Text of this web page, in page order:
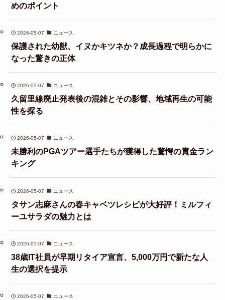
めのポイント
2026-05-07 ニュース
保護された幼獣、イヌかキツネか？成長過程で明らかに
なった驚きの正体
2026-05-07 ニュース
久留里線廃止発表後の混雑とその影響、地域再生の可能
性を探る
2026-05-07 ニュース
未勝利のPGAツアー選手たちが獲得した驚愕の賞金ラン
キング
2026-05-07 ニュース
タサン志麻さんの春キャベツレシピが大好評！ミルフィ
ーユサラダの魅力とは
2026-05-07 ニュース
38歳IT社員が早期リタイア宣言、5,000万円で新たな人
生の選択を提示
2026-05-07 ニュース